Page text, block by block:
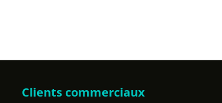
Clients commerciaux